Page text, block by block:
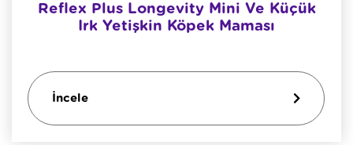
Reflex Plus Longevity Mini Ve Küçük
Irk Yetişkin Köpek Maması
İncele